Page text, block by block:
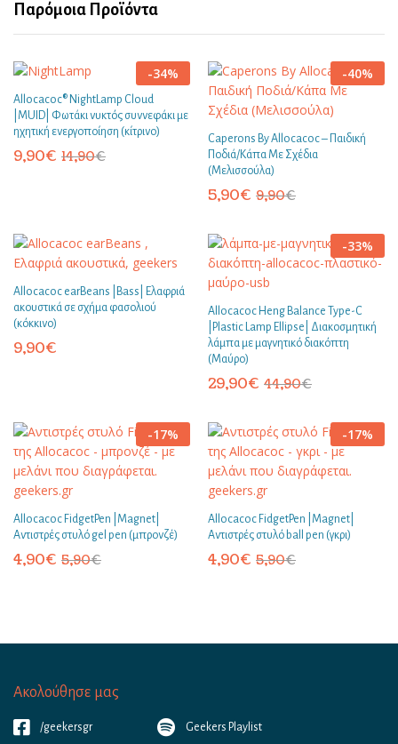
Παρόμοια Προϊόντα
-34%
Allocacoc® NightLamp Cloud
|MUID| Φωτάκι νυκτός συννεφάκι με
ηχητική ενεργοποίηση (κίτρινο)
9,90€ 14,90€
-40%
Caperons By Allocacoc – Παιδική
Ποδιά/Κάπα Με Σχέδια
(Μελισσούλα)
5,90€ 9,90€
Allocacoc earBeans |Bass| Ελαφριά
ακουστικά σε σχήμα φασολιού
(κόκκινο)
9,90€
-33%
Allocacoc Heng Balance Type-C
|Plastic Lamp Ellipse| Διακοσμητική
λάμπα με μαγνητικό διακόπτη
(Μαύρο)
29,90€ 44,90€
-17%
Allocacoc FidgetPen |Magnet|
Αντιστρές στυλό gel pen (μπρονζέ)
4,90€ 5,90€
-17%
Allocacoc FidgetPen |Magnet|
Αντιστρές στυλό ball pen (γκρι)
4,90€ 5,90€
Ακολούθησε μας
/geekersgr Geekers Playlist